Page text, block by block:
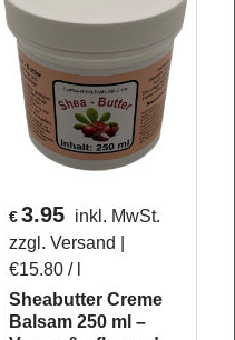
€3.95 inkl. MwSt.
zzgl. Versand
€15.80 / l
Sheabutter Creme
Balsam 250 ml –